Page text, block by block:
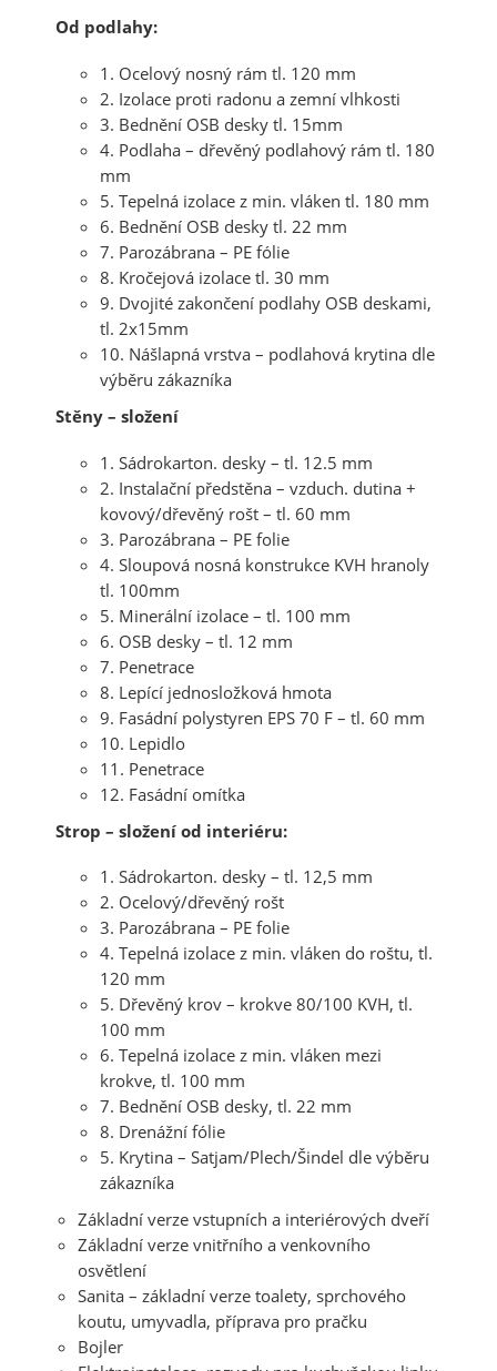
Od podlahy:
1. Ocelový nosný rám tl. 120 mm
2. Izolace proti radonu a zemní vlhkosti
3. Bednění OSB desky tl. 15mm
4. Podlaha – dřevěný podlahový rám tl. 180
mm
5. Tepelná izolace z min. vláken tl. 180 mm
6. Bednění OSB desky tl. 22 mm
7. Parozábrana – PE fólie
8. Kročejová izolace tl. 30 mm
9. Dvojité zakončení podlahy OSB deskami,
tl. 2x15mm
10. Nášlapná vrstva – podlahová krytina dle
výběru zákazníka
Stěny – složení
1. Sádrokarton. desky – tl. 12.5 mm
2. Instalační předstěna – vzduch. dutina +
kovový/dřevěný rošt – tl. 60 mm
3. Parozábrana – PE folie
4. Sloupová nosná konstrukce KVH hranoly
tl. 100mm
5. Minerální izolace – tl. 100 mm
6. OSB desky – tl. 12 mm
7. Penetrace
8. Lepící jednosložková hmota
9. Fasádní polystyren EPS 70 F – tl. 60 mm
10. Lepidlo
11. Penetrace
12. Fasádní omítka
Strop – složení od interiéru:
1. Sádrokarton. desky – tl. 12,5 mm
2. Ocelový/dřevěný rošt
3. Parozábrana – PE folie
4. Tepelná izolace z min. vláken do roštu, tl.
120 mm
5. Dřevěný krov – krokve 80/100 KVH, tl.
100 mm
6. Tepelná izolace z min. vláken mezi
krokve, tl. 100 mm
7. Bednění OSB desky, tl. 22 mm
8. Drenážní fólie
5. Krytina – Satjam/Plech/Šindel dle výběru
zákazníka
Základní verze vstupních a interiérových dveří
Základní verze vnitřního a venkovního
osvětlení
Sanita – základní verze toalety, sprchového
koutu, umyvadla, příprava pro pračku
Bojler